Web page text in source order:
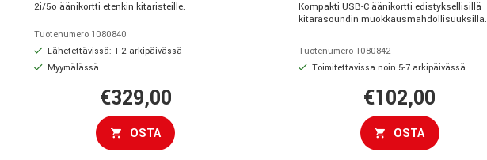
2i/5o äänikortti etenkin kitaristeille.
Tuotenumero 1080840
Lähetettävissä: 1-2 arkipäivässä
Myymälässä
€329,00
OSTA
Kompakti USB-C äänikortti edistyksellisillä
kitarasoundin muokkausmahdollisuuksilla.
Tuotenumero 1080842
Toimitettavissa noin 5-7 arkipäivässä
€102,00
OSTA